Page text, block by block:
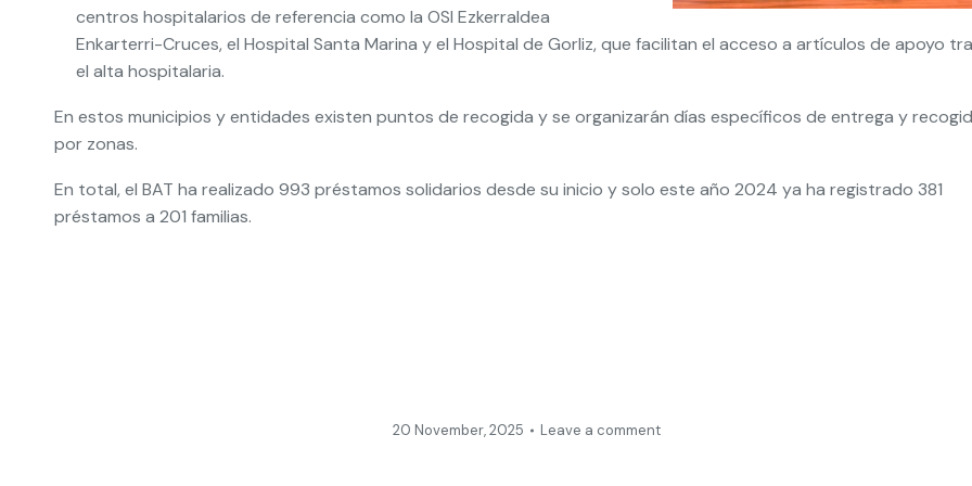
centros hospitalarios de referencia como la OSI Ezkerraldea
Enkarterri-Cruces, el Hospital Santa Marina y el Hospital de Gorliz, que facilitan el acceso a artículos de apoyo
el alta hospitalaria.
En estos municipios y entidades existen puntos de recogida y se organizarán días específicos de entrega y
por zonas.
En total, el BAT ha realizado 993 préstamos solidarios desde su inicio y solo este año 2024 ya ha registrado 381
préstamos a 201 familias.
20 November, 2025 Leave a comment